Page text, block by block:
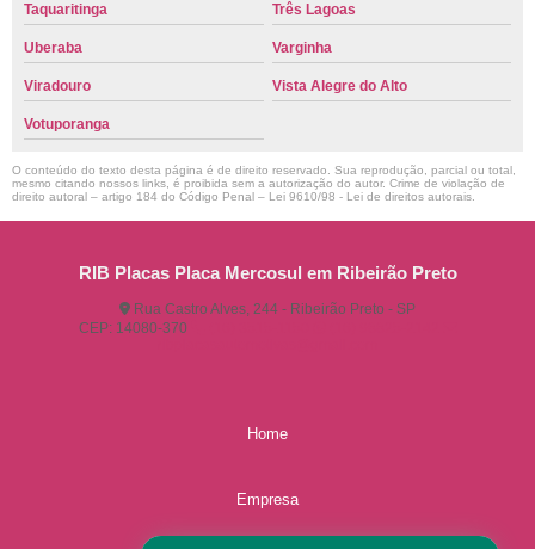
Taquaritinga Três Lagoas
Uberaba Varginha
Viradouro Vista Alegre do Alto
Votuporanga
O conteúdo do texto desta página é de direito reservado. Sua reprodução, parcial ou total,
mesmo citando nossos links, é proibida sem a autorização do autor. Crime de violação de
direito autoral – artigo 184 do Código Penal – Lei 9610/98 - Lei de direitos autorais
RIB Placas Placa Mercosul em Ribeirão Preto
Rua Castro Alves, 244 - Ribeirão Preto - SP
CEP: 14080-370
Home
Empresa